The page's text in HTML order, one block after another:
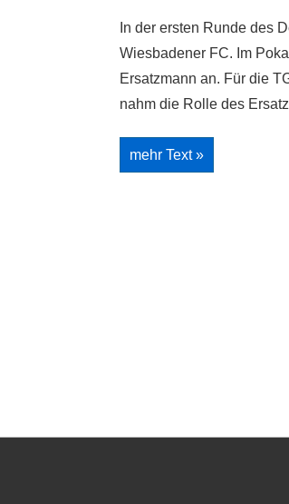
In der ersten Runde des
Wiesbadener FC. Im
Ersatzmann an. Für die
nahm die Rolle des
Herrenmannschaft
siegt
im
mehr Text »